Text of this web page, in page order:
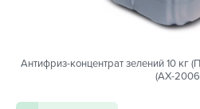
Антифриз-концентрат зелений 10 кг
(AX-